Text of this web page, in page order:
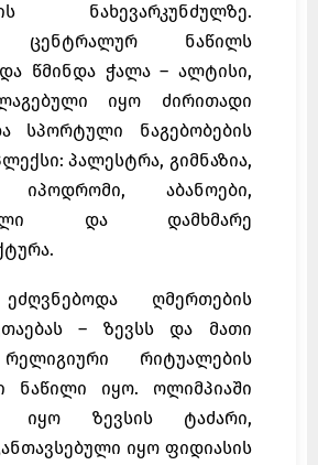
ნახევარკუნძულზე.
ცენტრალურ ნაწილს
წმინდა ჭალა – ალტისი,
იყო ძირითადი
სპორტული ნაგებობების
პალესტრა, გიმნაზია,
იპოდრომი, აბანოები,
და დამხმარე
ღმერთების
– ზევსს და მათი
რიტუალების
ნაწილი იყო. ოლიმპიაში
იყო ზევსის ტაძარი,
იყო ფიდიასის